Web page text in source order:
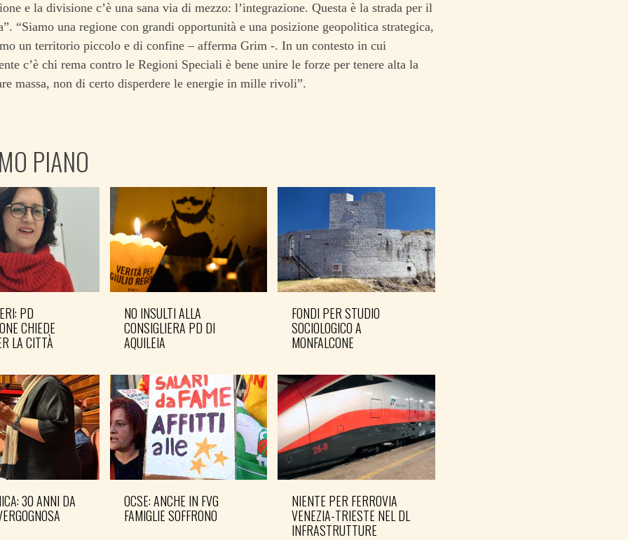
e la divisione c’è una sana via di mezzo: l’integrazione. Questa è la strada per il
“Siamo una regione con grandi opportunità e una posizione geopolitica strategica,
un territorio piccolo e di confine – afferma Grim -. In un contesto in cui
c’è chi rema contro le Regioni Speciali è bene unire le forze per tenere alta la
massa, non di certo disperdere le energie in mille rivoli”.
PIANO
PD
CHIEDE
LA CITTÀ
NO INSULTI ALLA
CONSIGLIERA PD DI
AQUILEIA
FONDI PER STUDIO
SOCIOLOGICO A
MONFALCONE
30 ANNI DA
OCSE: ANCHE IN FVG
FAMIGLIE SOFFRONO
NIENTE PER FERROVIA
VENEZIA-TRIESTE NEL DL
INFRASTRUTTURE